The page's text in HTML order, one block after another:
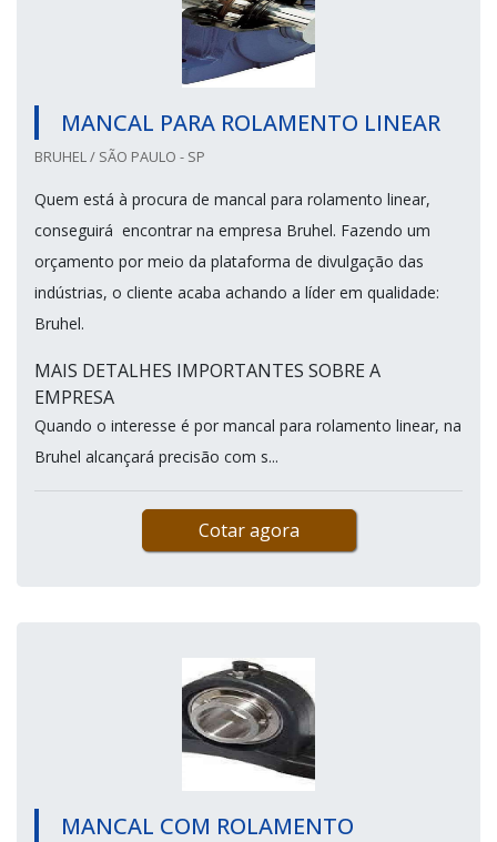
MANCAL PARA ROLAMENTO LINEAR
BRUHEL / SÃO PAULO - SP
Quem está à procura de mancal para rolamento linear,
conseguirá encontrar na empresa Bruhel. Fazendo um
orçamento por meio da plataforma de divulgação das
indústrias, o cliente acaba achando a líder em qualidade:
Bruhel.
MAIS DETALHES IMPORTANTES SOBRE A
EMPRESA
Quando o interesse é por mancal para rolamento linear, na
Bruhel alcançará precisão com s...
Cotar agora
MANCAL COM ROLAMENTO